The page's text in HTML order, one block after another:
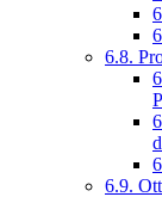
6.8.
6.9.